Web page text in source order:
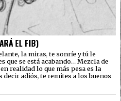
EL FIB)
la miras, te sonríe y tú le
que se está acabando… Mezcla de
realidad lo que más pesa es la
decir adiós, te remites a los buenos